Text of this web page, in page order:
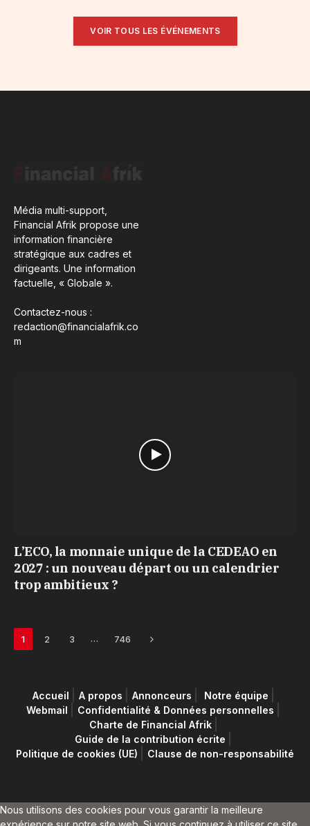
VOIR TOUS LES ÉVÉNEMENTS
Média multi-support,
Financial Afrik propose une
information financière
stratégique aux cadres et
dirigeants. Une information
factuelle, « Globale ».
Contactez-nous :
redaction@financialafrik.co
m
L’ECO, la monnaie unique de la CEDEAO en
2027 : un nouveau départ ou un calendrier
trop ambitieux ?
1 2 3 … 746 Next
Accueil A propos Annonceurs
Notre équipe
Webmail
Confidentialité & Données personnelles
Charte de Financial Afrik
Guide de la contribution écrite
Politique de cookies (UE)
Clause de non-responsabilité
Nous utilisons des cookies pour vous garantir la meilleure